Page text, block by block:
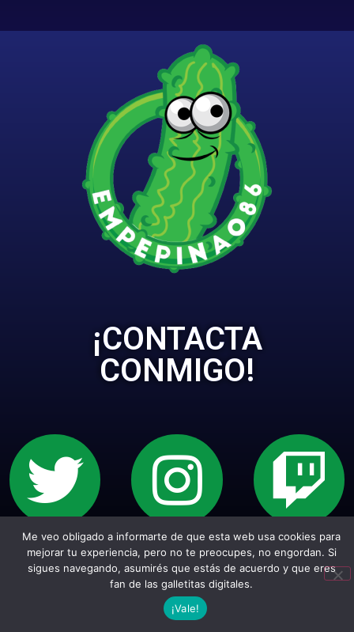
¡CONTACTA
CONMIGO!
Sitio web creado con Wordpress. Todos los
empepiderechos reservados.
Me veo obligado a informarte de que esta web usa cookies para
mejorar tu experiencia, pero no te preocupes, no engordan. Si
sigues navegando, asumirés que estás de acuerdo y que eres
fan de las galletitas digitales.
¡Vale!